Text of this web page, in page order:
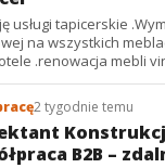
usługi tapicerskie
na wszystkich meblach
2 tygodnie temu
B2B –